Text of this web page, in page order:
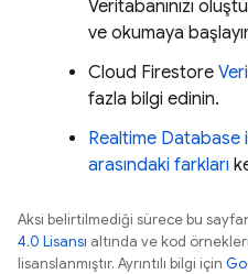
Veritabanınızı
ve okumaya
Cloud Firestore
fazla bilgi edinin.
Realtime Database
arasındaki farkları
Aksi belirtilmediği sürece bu
4.0 Lisansı altında ve kod örnekleri
lisanslanmıştır. Ayrıntılı bilgi için